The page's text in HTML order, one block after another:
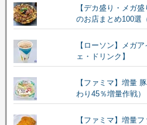
【デカ盛り・メガ
のお店まとめ100選
【ローソン】メガ
ェ・ドリンク】
【ファミマ】増量
わり45％増量作戦）
【ファミマ】増量